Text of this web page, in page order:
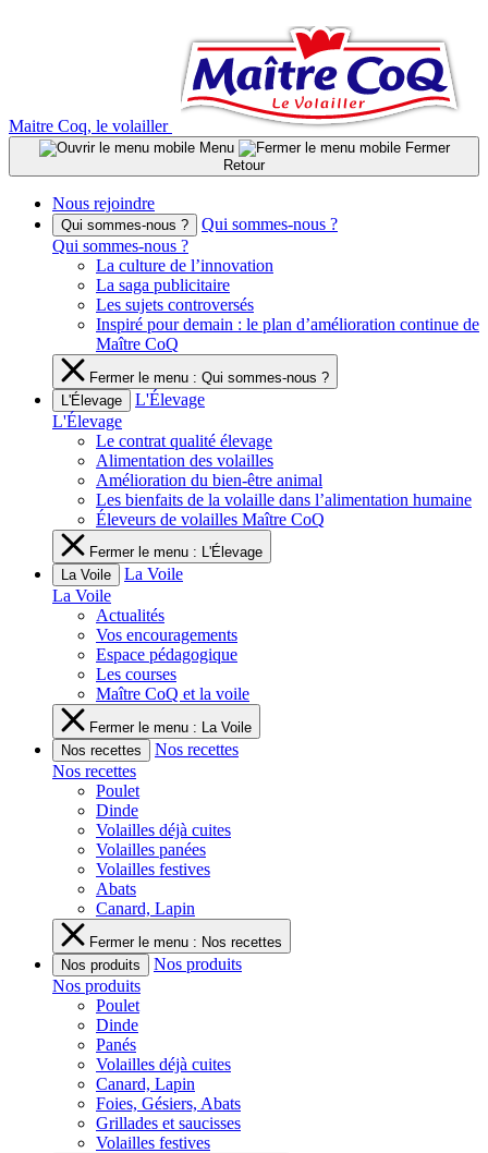
Maitre Coq, le volailler
Menu
Fermer
Retour
Nous rejoindre
Qui sommes-nous ?
Qui sommes-nous ?
Qui sommes-nous ?
La culture de l’innovation
La saga publicitaire
Les sujets controversés
Inspiré pour demain : le plan d’amélioration continue de
Maître CoQ
Fermer le menu : Qui sommes-nous ?
L'Élevage
L'Élevage
L'Élevage
Le contrat qualité élevage
Alimentation des volailles
Amélioration du bien-être animal
Les bienfaits de la volaille dans l’alimentation humaine
Éleveurs de volailles Maître CoQ
Fermer le menu : L'Élevage
La Voile
La Voile
La Voile
Actualités
Vos encouragements
Espace pédagogique
Les courses
Maître CoQ et la voile
Fermer le menu : La Voile
Nos recettes
Nos recettes
Nos recettes
Poulet
Dinde
Volailles déjà cuites
Volailles panées
Volailles festives
Abats
Canard, Lapin
Fermer le menu : Nos recettes
Nos produits
Nos produits
Nos produits
Poulet
Dinde
Panés
Volailles déjà cuites
Canard, Lapin
Foies, Gésiers, Abats
Grillades et saucisses
Volailles festives